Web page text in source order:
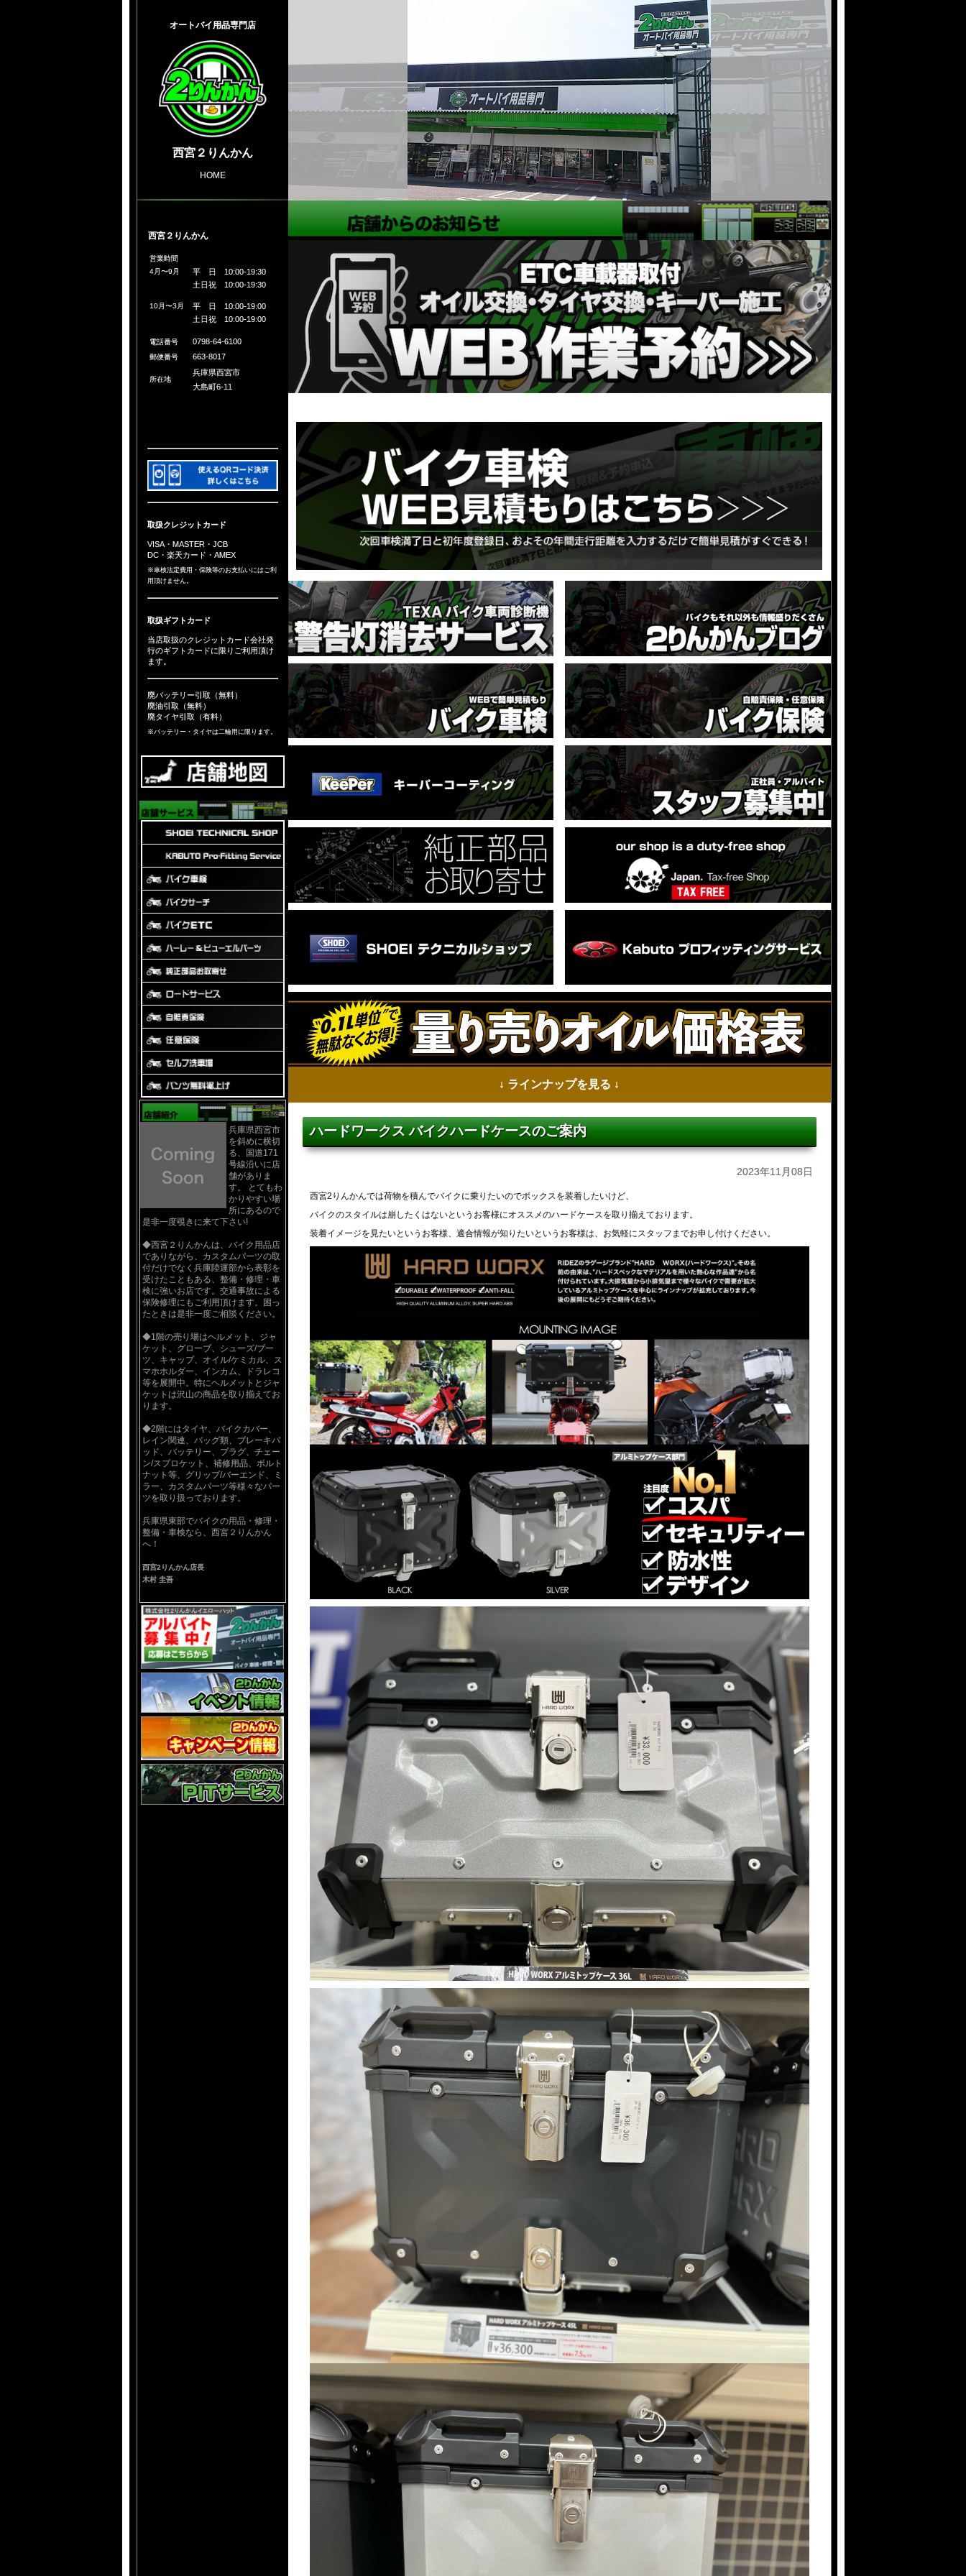
オートバイ用品専門店
西宮２りんかん
HOME
↓ ラインナップを見る ↓
ハードワークス バイクハードケースのご案内
2023年11月08日
西宮2りんかんでは荷物を積んでバイクに乗りたいのでボックスを装着したいけど、
バイクのスタイルは崩したくはないというお客様にオススメのハードケースを取り揃えております。
装着イメージを見たいというお客様、適合情報が知りたいというお客様は、お気軽にスタッフまでお申し付けください。
西宮２りんかん
営業時間
4月〜9月
平 日 10:00-19:30
土日祝 10:00-19:30
10月〜3月
平 日 10:00-19:00
土日祝 10:00-19:00
電話番号 0798-64-6100
郵便番号 663-8017
所在地
兵庫県西宮市
大島町6-11
取扱クレジットカード
VISA・MASTER・JCB
DC・楽天カード・AMEX
※車検法定費用・保険等のお支払いにはご利
用頂けません。
取扱ギフトカード
当店取扱のクレジットカード会社発
行のギフトカードに限りご利用頂け
ます。
廃バッテリー引取（無料）
廃油引取（無料）
廃タイヤ引取（有料）
※バッテリー・タイヤは二輪用に限ります。
兵庫県西宮市
を斜めに横切
る、国道171
号線沿いに店
舗がありま
す。 とてもわ
かりやすい場
所にあるので
是非一度覗きに来て下さい!
◆西宮２りんかんは、バイク用品店
でありながら、カスタムパーツの取
付だけでなく兵庫陸運部から表彰を
受けたこともある、整備・修理・車
検に強いお店です。交通事故による
保険修理にもご利用頂けます。困っ
たときは是非一度ご相談ください。
◆1階の売り場はヘルメット、ジャ
ケット、グローブ、シューズ/ブー
ツ、キャップ、オイル/ケミカル、ス
マホホルダー、インカム、ドラレコ
等を展開中。特にヘルメットとジャ
ケットは沢山の商品を取り揃えてお
ります。
◆2階にはタイヤ、バイクカバー、
レイン関連、バッグ類、ブレーキパ
ッド、バッテリー、プラグ、チェー
ン/スプロケット、補修用品、ボルト
ナット等、グリップ/バーエンド、ミ
ラー、カスタムパーツ等様々なパー
ツを取り扱っております。
兵庫県東部でバイクの用品・修理・
整備・車検なら、西宮２りんかん
へ！
西宮2りんかん店長
木村 圭吾